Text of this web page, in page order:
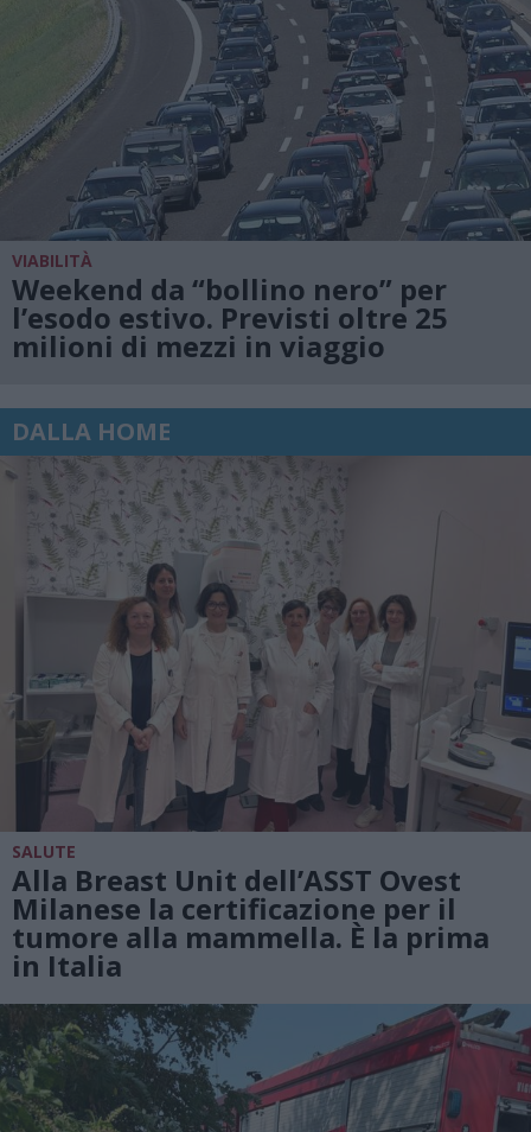
VIABILITÀ
Weekend da “bollino nero” per
l’esodo estivo. Previsti oltre 25
milioni di mezzi in viaggio
DALLA HOME
SALUTE
Alla Breast Unit dell’ASST Ovest
Milanese la certificazione per il
tumore alla mammella. È la prima
in Italia